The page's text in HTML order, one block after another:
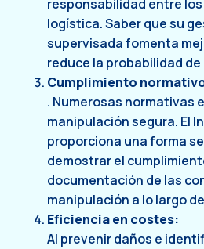
responsabilidad entre
logística. Saber que su
supervisada fomenta
reduce la probabilidad
Cumplimiento
. Numerosas normativas
manipulación segura. El
proporciona una forma
demostrar el
documentación de las
manipulación a lo largo
Eficiencia en costes:
Al prevenir daños e